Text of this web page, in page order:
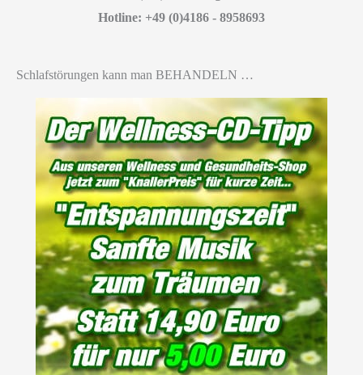
Hotline: +49 (0)4186 - 8958693
Schlafstörungen kann man BEHANDELN …